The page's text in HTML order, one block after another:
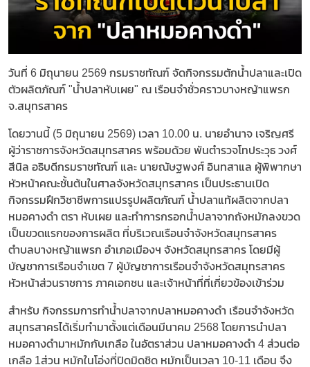
วันที่ 6 มิถุนายน 2569 กรมราชทัณฑ์ จัดกิจกรรมตักน้ำปลาและเปิด
ตัวผลิตภัณฑ์ "น้ำปลาหับเผย" ณ เรือนจำชั่วคราวบางหญ้าแพรก
จ.สมุทรสาคร
โดยวานนี้ (5 มิถุนายน 2569) เวลา 10.00 น. นายอำนาจ เจริญศรี
ผู้ว่าราชการจังหวัดสมุทรสาคร พร้อมด้วย พันตำรวจโทประวุธ วงศ์
สีนิล อธิบดีกรมราชทัณฑ์ และ นายณัษฐพงศ์ อินทสาแล ผู้พิพากษา
หัวหน้าคณะชั้นต้นในศาลจังหวัดสมุทรสาคร เป็นประธานเปิด
กิจกรรมฝึกวิชาชีพการแปรรูปผลิตภัณฑ์ น้ำปลาแท้ผลิตจากปลา
หมอคางดำ ตรา หับเผย และทำการกรอกน้ำปลาจากถังหมักลงขวด
เป็นขวดแรกของการผลิต ที่บริเวณเรือนจำจังหวัดสมุทรสาคร
ตำบลบางหญ้าแพรก อำเภอเมืองฯ จังหวัดสมุทรสาคร โดยมีผู้
บัญชาการเรือนจำเขต 7 ผู้บัญชาการเรือนจำจังหวัดสมุทรสาคร
หัวหน้าส่วนราชการ ภาคเอกชน และเจ้าหน้าที่ที่เกี่ยวข้องเข้าร่วม
สำหรับ กิจกรรมการทำน้ำปลาจากปลาหมอคางดำ เรือนจำจังหวัด
สมุทรสาครได้เริ่มทำมาตั้งแต่เดือนมีนาคม 2568 โดยการนำปลา
หมอคางดำมาหมักกับเกลือ ในอัตราส่วน ปลาหมอคางดำ 4 ส่วนต่อ
เกลือ 1ส่วน หมักในโอ่งที่ปิดมิดชิด หมักเป็นเวลา 10-11 เดือน จึง